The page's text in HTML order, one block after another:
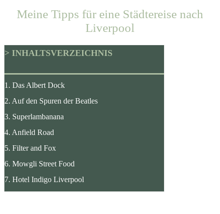
Meine Tipps für eine Städtereise nach
Liverpool
> INHALTSVERZEICHNIS
1. Das Albert Dock
2. Auf den Spuren der Beatles
3. Superlambanana
4. Anfield Road
5. Filter and Fox
6. Mowgli Street Food
7. Hotel Indigo Liverpool